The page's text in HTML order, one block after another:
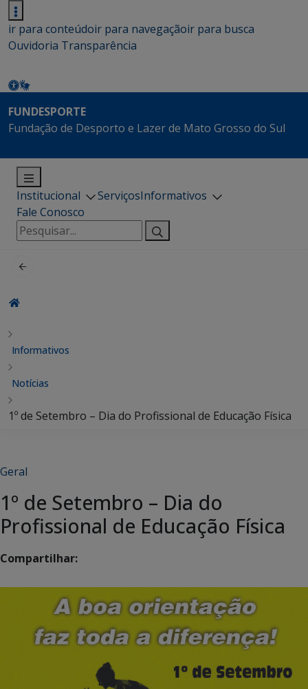
ir para conteúdoir para navegaçãoir para busca
Ouvidoria Transparência
FUNDESPORTE
Fundação de Desporto e Lazer de Mato Grosso do Sul
Institucional ServiçosInformativos
Fale Conosco
Pesquisar
por:
Informativos
Notícias
1º de Setembro – Dia do Profissional de Educação Física
Geral
1º de Setembro – Dia do
Profissional de Educação Física
Compartilhar: